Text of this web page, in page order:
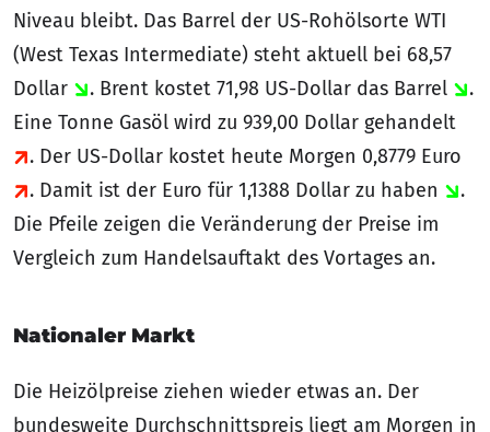
Niveau bleibt. Das Barrel der US-Rohölsorte WTI
(West Texas Intermediate) steht aktuell bei 68,57
Dollar
. Brent kostet 71,98 US-Dollar das Barrel
.
Eine Tonne Gasöl wird zu 939,00 Dollar gehandelt
. Der US-Dollar kostet heute Morgen 0,8779 Euro
. Damit ist der Euro für 1,1388 Dollar zu haben
.
Die Pfeile zeigen die Veränderung der Preise im
Vergleich zum Handelsauftakt des Vortages an.
Nationaler Markt
Die Heizölpreise ziehen wieder etwas an. Der
bundesweite Durchschnittspreis liegt am Morgen in